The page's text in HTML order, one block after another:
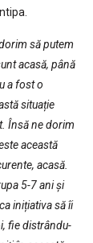
să putem
acasă, până
a fost o
situație
Însă ne dorim
această
acasă.
5-7 ani și
inițiativa să îi
fie distrându-